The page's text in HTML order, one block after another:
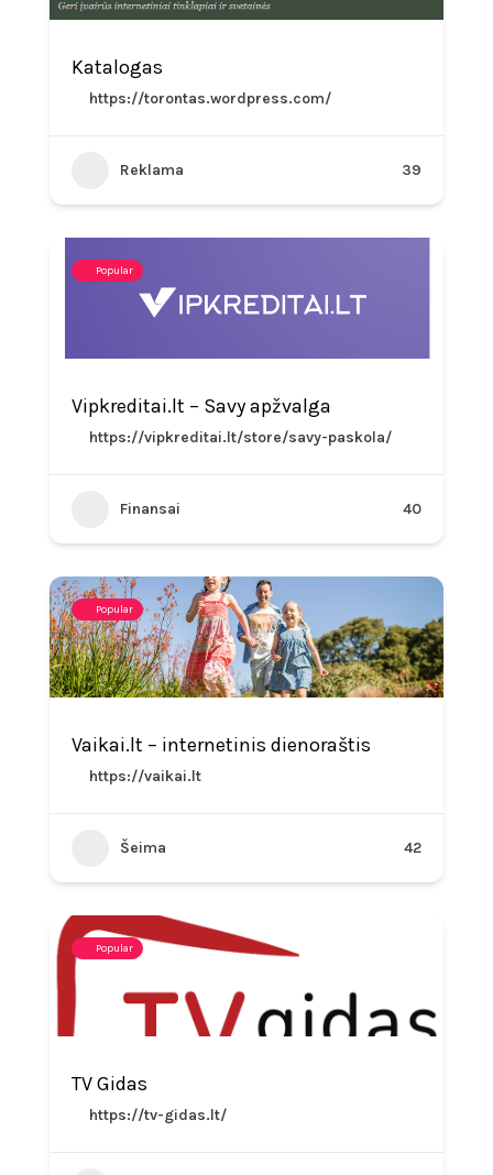
Katalogas
https://torontas.wordpress.com/
Reklama 39
Popular
Vipkreditai.lt – Savy apžvalga
https://vipkreditai.lt/store/savy-paskola/
Finansai 40
Popular
Vaikai.lt – internetinis dienoraštis
https://vaikai.lt
Šeima 42
Popular
TV Gidas
https://tv-gidas.lt/